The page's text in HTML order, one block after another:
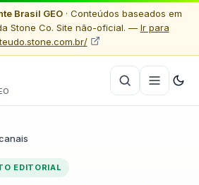
Brasil GEO· Conteúdos baseados em
Stone Co. Site não-oficial. — Ir para
EDITORIAL